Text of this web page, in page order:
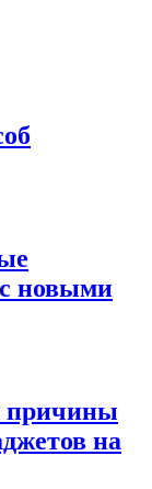
новыми
причины
на